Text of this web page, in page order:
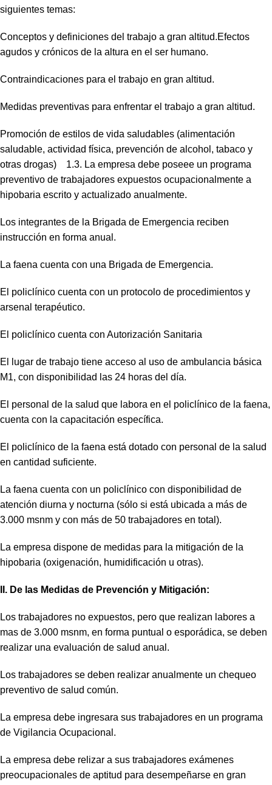
siguientes temas:
Conceptos y definiciones del trabajo a gran altitud.Efectos
agudos y crónicos de la altura en el ser humano.
Contraindicaciones para el trabajo en gran altitud.
Medidas preventivas para enfrentar el trabajo a gran altitud.
Promoción de estilos de vida saludables (alimentación
saludable, actividad física, prevención de alcohol, tabaco y
otras drogas)
1.3. La empresa debe poseee un programa
preventivo de trabajadores expuestos ocupacionalmente a
hipobaria escrito y actualizado anualmente.
Los integrantes de la Brigada de Emergencia reciben
instrucción en forma anual.
La faena cuenta con una Brigada de Emergencia.
El policlínico cuenta con un protocolo de procedimientos y
arsenal terapéutico.
El policlínico cuenta con Autorización Sanitaria
El lugar de trabajo tiene acceso al uso de ambulancia básica
M1, con disponibilidad las 24 horas del día.
El personal de la salud que labora en el policlínico de la faena,
cuenta con la capacitación específica.
El policlínico de la faena está dotado con personal de la salud
en cantidad suficiente.
La faena cuenta con un policlínico con disponibilidad de
atención diurna y nocturna (sólo si está ubicada a más de
3.000 msnm y con más de 50 trabajadores en total).
La empresa dispone de medidas para la mitigación de la
hipobaria (oxigenación, humidificación u otras).
II. De las Medidas de Prevención y Mitigación:
Los trabajadores no expuestos, pero que realizan labores a
mas de 3.000 msnm, en forma puntual o esporádica, se deben
realizar una evaluación de salud anual.
Los trabajadores se deben realizar anualmente un chequeo
preventivo de salud común.
La empresa debe ingresara sus trabajadores en un programa
de Vigilancia Ocupacional.
La empresa debe relizar a sus trabajadores exámenes
preocupacionales de aptitud para desempeñarse en gran